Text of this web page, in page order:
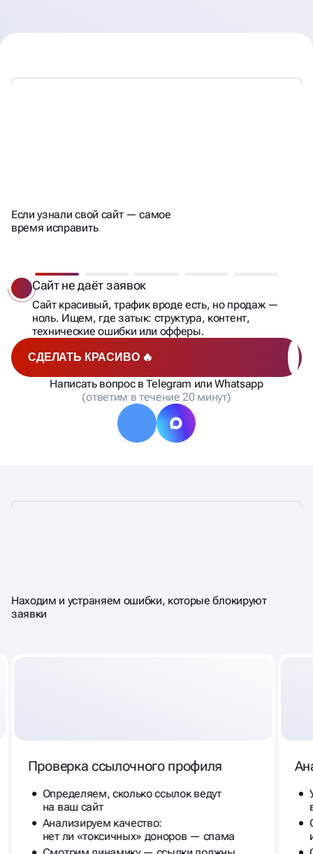
Если узнали свой сайт — самое
время исправить
СДЕЛАТЬ КРАСИВО 🔥
Написать вопрос в Telegram или Whatsapp
(ответим в течение 20 минут)
Сайт не даёт заявок
Сайт красивый, трафик вроде есть, но продаж —
ноль. Ищем, где затык: структура, контент,
технические ошибки или офферы.
ЧТО ВХОДИТ В SEO-АУДИТ
САЙТА
Находим и устраняем ошибки, которые блокируют
заявки
Проверка ссылочного профиля
Определяем, сколько ссылок ведут
на ваш сайт
Анализируем качество:
нет ли «токсичных» доноров — спама